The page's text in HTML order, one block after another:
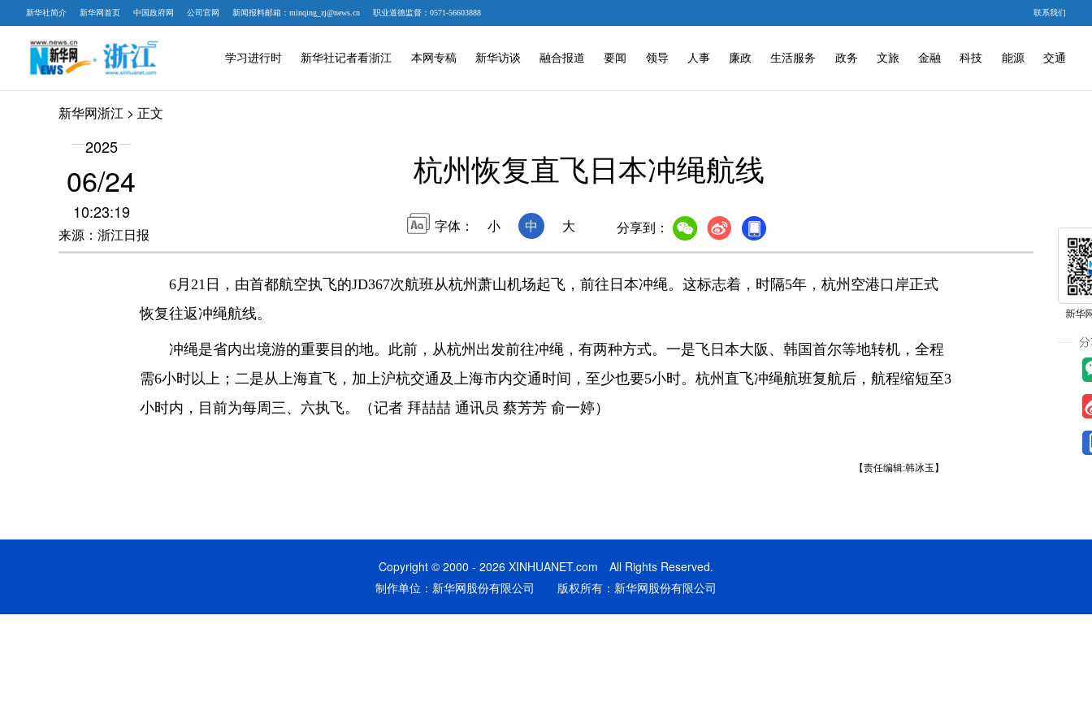
新华社简介 新华网首页 中国政府网 公司官网 新闻报料邮箱：minqing_zj@news.cn 职业道德监督：0571-56603888 联系我们
学习进行时 新华社记者看浙江 本网专稿 新华访谈 融合报道 要闻 领导 人事 廉政 生活服务 政务 文旅 金融 科技 能源 交通
新华网浙江 > 正文
2025
06/24
10:23:19
来源：浙江日报
杭州恢复直飞日本冲绳航线
字体： 小 中 大 分享到：
6月21日，由首都航空执飞的JD367次航班从杭州萧山机场起飞，前往日本冲绳。这标志着，时隔5年，杭州空港口岸正式
恢复往返冲绳航线。
冲绳是省内出境游的重要目的地。此前，从杭州出发前往冲绳，有两种方式。一是飞日本大阪、韩国首尔等地转机，全程
需6小时以上；二是从上海直飞，加上沪杭交通及上海市内交通时间，至少也要5小时。杭州直飞冲绳航班复航后，航程缩短至3
小时内，目前为每周三、六执飞。（记者 拜喆喆 通讯员 蔡芳芳 俞一婷）
【责任编辑:韩冰玉】
Copyright © 2000 - 2026 XINHUANET.com All Rights Reserved.
制作单位：新华网股份有限公司 版权所有：新华网股份有限公司